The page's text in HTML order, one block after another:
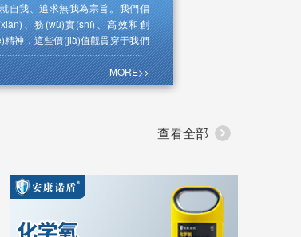
自我、追求無我為宗旨。我們倡
、務(wù)實(shí)、高效和創
精神，這些價(jià)值觀貫穿于我們
和決策中。我們堅(jiān)信仁者
人為本是我們的企業(yè)核心價
信，通過秉持這些文化理念，我
MORE>>
查看全部